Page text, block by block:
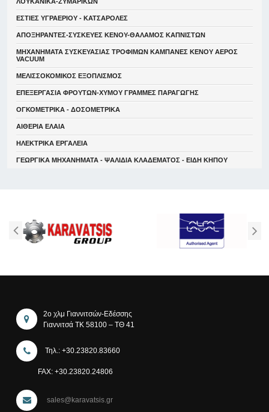
ΕΣΤΙΕΣ ΥΓΡΑΕΡΙΟΥ - ΚΑΤΣΑΡΟΛΕΣ
ΑΠΟΞΗΡΑΝΤΕΣ-ΣΥΣΚΕΥΕΣ ΚΕΝΟΥ-ΘΑΛΑΜΟΣ ΚΑΠΝΙΣΤΩΝ
ΜΗΧΑΝΗΜΑΤΑ ΣΥΣΚΕΥΑΣΙΑΣ ΤΡΟΦΙΜΩΝ ΚΑΜΠΑΝΕΣ ΚΕΝΟΥ ΑΕΡΟΣ
VACUUM
ΜΕΛΙΣΣΟΚΟΜΙΚΟΣ ΕΞΟΠΛΙΣΜΟΣ
ΕΠΕΞΕΡΓΑΣΙΑ ΦΡΟΥΤΩΝ-ΧΥΜΟΥ ΓΡΑΜΜΕΣ ΠΑΡΑΓΩΓΗΣ
ΟΓΚΟΜΕΤΡΙΚΑ - ΔΟΣΟΜΕΤΡΙΚΑ
ΑΙΘΕΡΙΑ ΕΛΑΙΑ
ΗΛΕΚΤΡΙΚΑ ΕΡΓΑΛΕΙΑ
ΓΕΩΡΓΙΚΑ ΜΗΧΑΝΗΜΑΤΑ - ΨΑΛΙΔΙΑ ΚΛΑΔΕΜΑΤΟΣ - ΕΙΔΗ ΚΗΠΟΥ
2ο χλμ Γιαννιτσών-Εδέσσης
Γιαννιτσά ΤΚ 58100 – ΤΘ 41
Τηλ.: +30.23820.83660
FAX: +30.23820.24806
sales@karavatsis.gr